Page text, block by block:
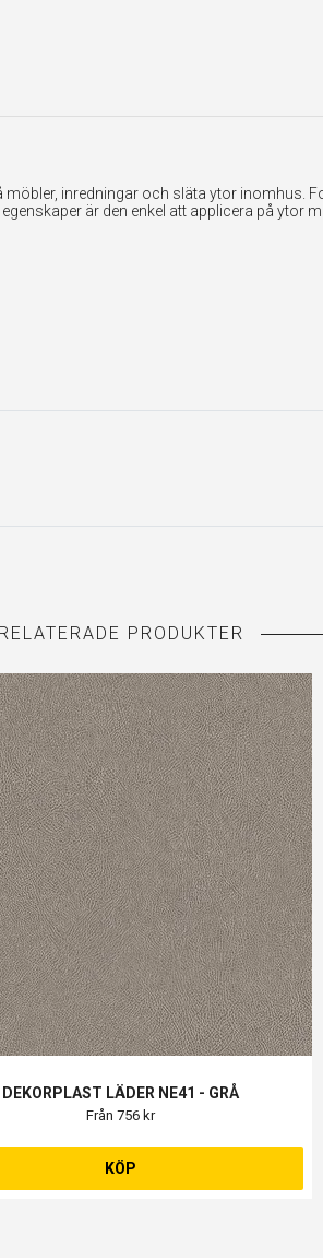
inredningar och släta ytor inomhus.
är den enkel att applicera på ytor
DEKORPLAST LÄDER NE41 - GRÅ
Från 756 kr
KÖP